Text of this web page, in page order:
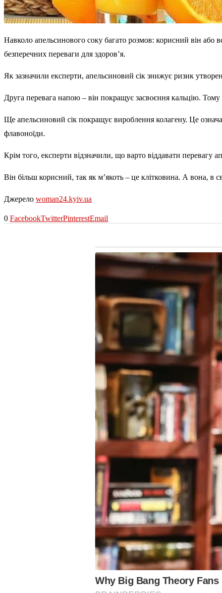
Навколо апельсинового соку багато розмов: корисний він
безперечних переваги для здоров’я.
Як зазначили експерти, апельсиновий сік знижує ризик
Друга перевага напою – він покращує засвоєння кальцію.
Ще апельсиновий сік покращує вироблення колагену. Це
флавоноїди.
Крім того, експерти відзначили, що варто віддавати перевагу
Він більш корисний, так як м’якоть – це клітковина. А вона, в
Джерело woman24.kyiv.ua
0 FacebookTwitterPinterestEmail